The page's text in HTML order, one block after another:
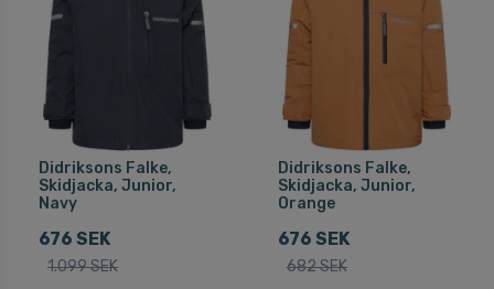
Didriksons Falke,
Skidjacka, Junior,
Navy
676 SEK
1.099 SEK
Didriksons Falke,
Skidjacka, Junior,
Orange
676 SEK
682 SEK